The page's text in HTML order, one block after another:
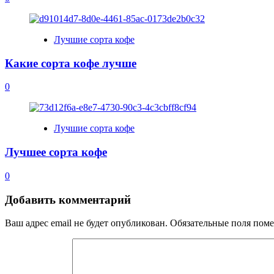
Лучшие сорта кофе
Какие сорта кофе лучше
0
Лучшие сорта кофе
Лучшее сорта кофе
0
Добавить комментарий
Ваш адрес email не будет опубликован. Обязательные поля